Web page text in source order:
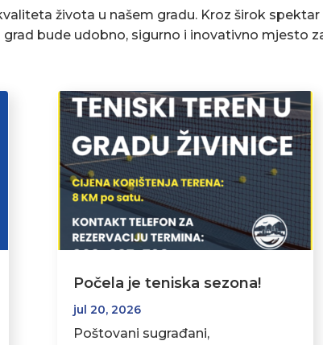
života u našem gradu. Kroz širok
bude udobno, sigurno i inovativno mjesto
Počela je teniska sezona!
jul 20, 2026
Poštovani sugrađani,